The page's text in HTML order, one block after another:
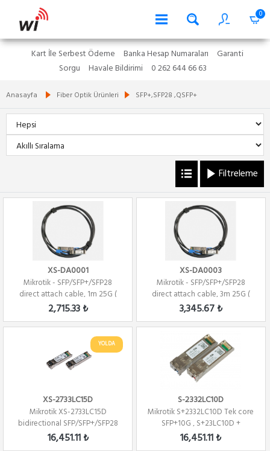
0
Kart İle Serbest Ödeme Banka Hesap Numaraları
Garanti
Sorgu
Havale Bildirimi 0 262 644 66 63
Anasayfa Fiber Optik Ürünleri SFP+,SFP28 ,QSFP+
Filtreleme
XS-DA0001
Mikrotik - SFP/SFP+/SFP28
direct attach cable, 1m 25G (
Direct At...
2,715.33 ₺
XS-DA0003
Mikrotik - SFP/SFP+/SFP28
direct attach cable, 3m 25G (
Direct At...
3,345.67 ₺
YOLDA
XS-2733LC15D
Mikrotik XS-2733LC15D
bidirectional SFP/SFP+/SFP28
modules 1/10/25...
16,451.11 ₺
S-2332LC10D
Mikrotik S+2332LC10D Tek core
SFP+10G , S+23LC10D +
S+32LC10D ( TX...
16,451.11 ₺